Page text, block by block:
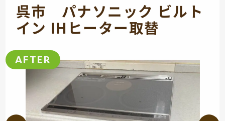
呉市 パナソニック ビルト
イン IHヒーター取替